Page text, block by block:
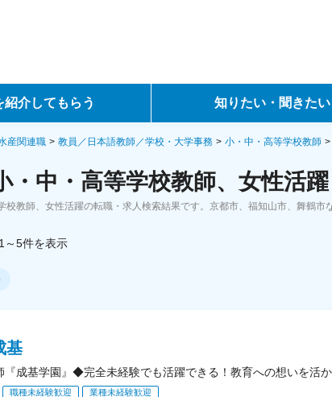
紹介してもらう
ービス
ス
知りたい・聞きたい
転職ノウハウ
データで見る転職
産関連職 教員／日本語教師／学校・大学事務 小・中・高等学校教師
・中・高等学校教師、女性活
校教師、女性活躍の転職・求人検索結果です。京都市、福知山市、舞鶴
1～5件を表示
基
『成基学園』◆完全未経験でも活躍できる！教育への想いを活
職種未経験歓迎 業種未経験歓迎